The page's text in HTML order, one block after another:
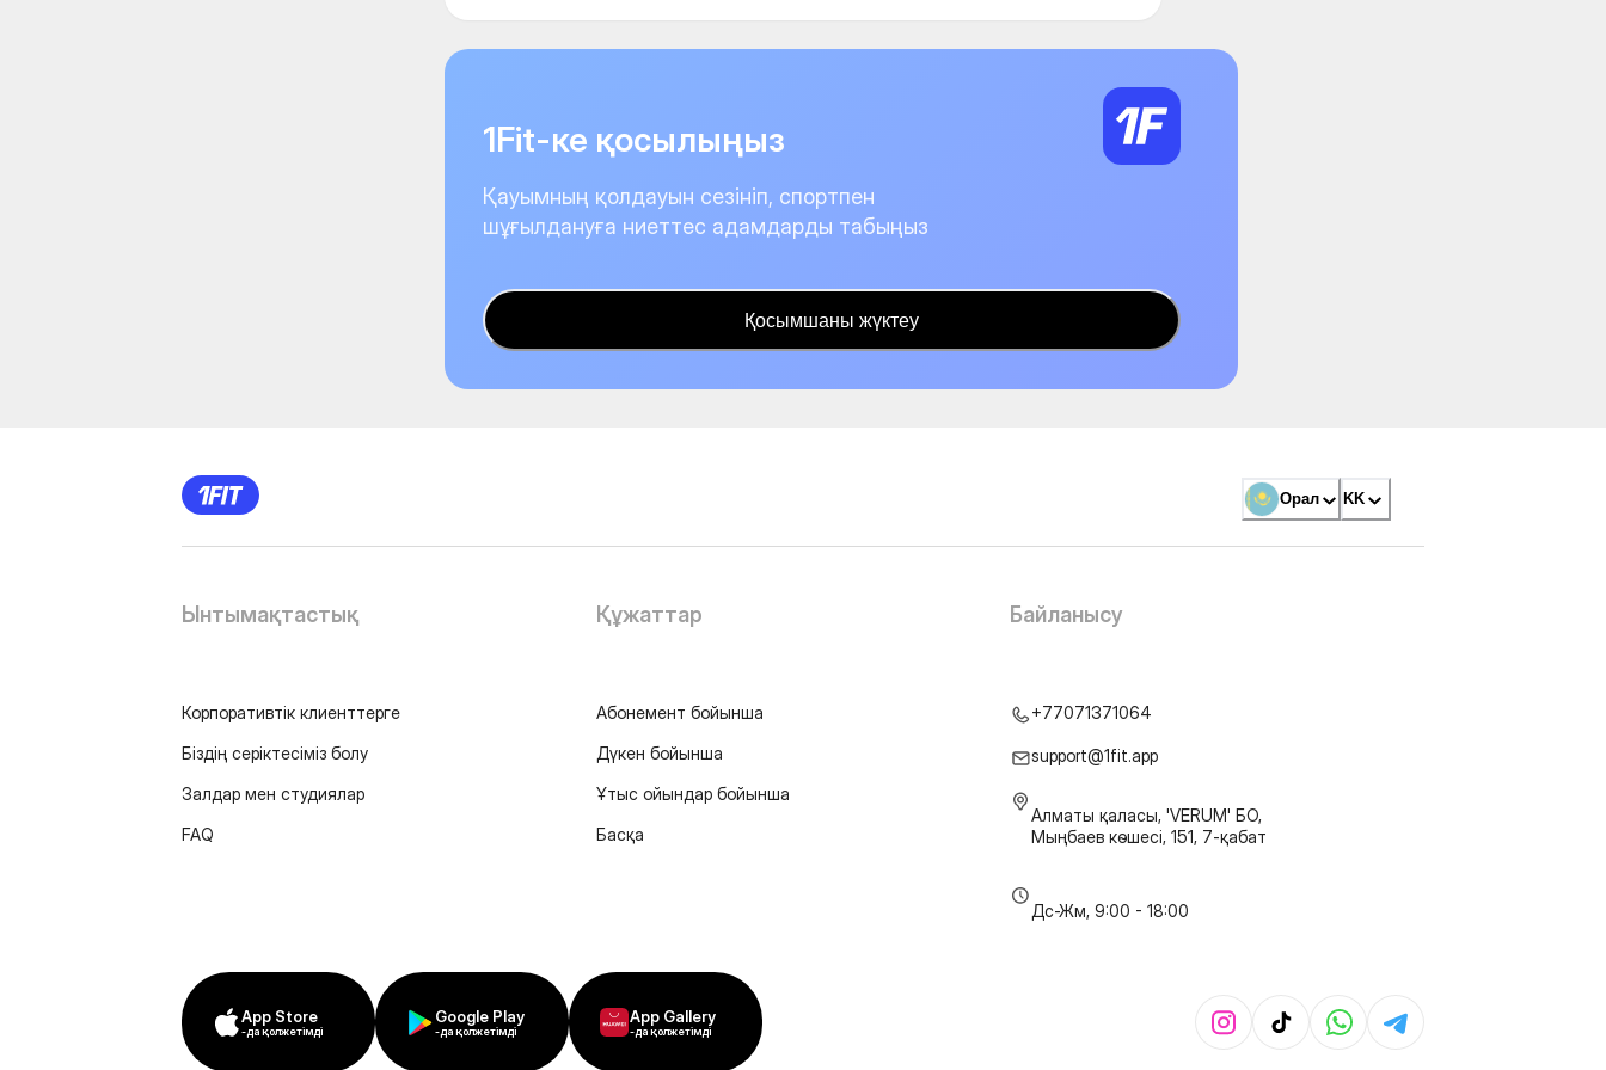
1Fit-ке қосылыңыз
Қауымның қолдауын сезініп, спортпен
шұғылдануға ниеттес адамдарды табыңыз
Қосымшаны жүктеу
Орал KK
Ынтымақтастық
Корпоративтік клиенттерге
Біздің серіктесіміз болу
Залдар мен студиялар
FAQ
Құжаттар
Абонемент бойынша
Дүкен бойынша
Ұтыс ойындар бойынша
Басқа
Байланысу
+77071371064
support@1fit.app
Алматы қаласы, 'VERUM' БО,
Мыңбаев көшесі, 151, 7-қабат
Дс-Жм, 9:00 - 18:00
App Store
-да қолжетімді
Google Play
-да қолжетімді
App Gallery
-да қолжетімді